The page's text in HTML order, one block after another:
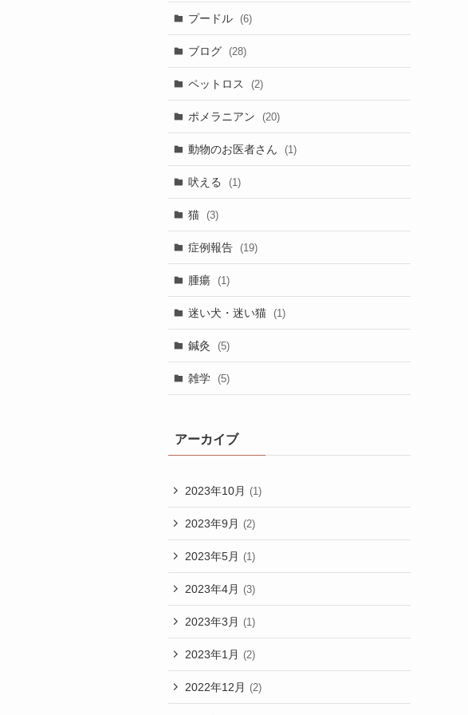
プードル (6)
ブログ (28)
ペットロス (2)
ポメラニアン (20)
動物のお医者さん (1)
吠える (1)
猫 (3)
症例報告 (19)
腫瘍 (1)
迷い犬・迷い猫 (1)
鍼灸 (5)
雑学 (5)
アーカイブ
2023年10月 (1)
2023年9月 (2)
2023年5月 (1)
2023年4月 (3)
2023年3月 (1)
2023年1月 (2)
2022年12月 (2)